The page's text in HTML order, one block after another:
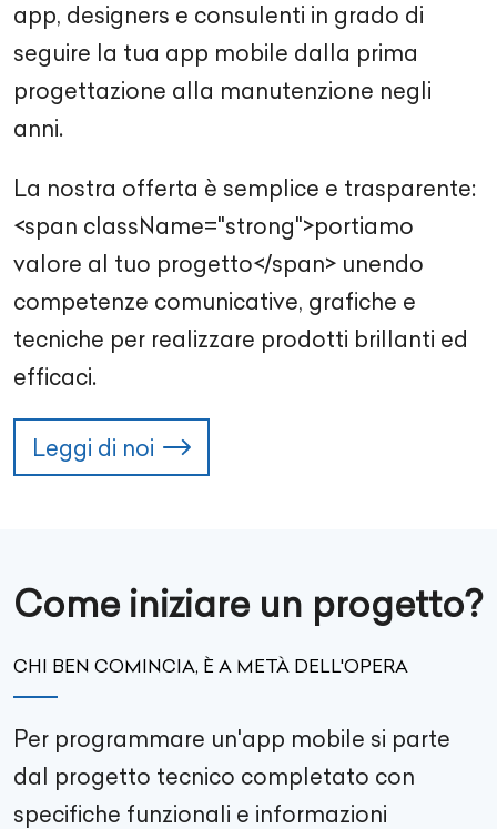
app, designers e consulenti in grado di
seguire la tua app mobile dalla prima
progettazione alla manutenzione negli
anni.
La nostra offerta è semplice e trasparente:
<span className="strong">portiamo
valore al tuo progetto</span> unendo
competenze comunicative, grafiche e
tecniche per realizzare prodotti brillanti ed
efficaci.
Leggi di noi
Come iniziare un progetto?
CHI BEN COMINCIA, È A METÀ DELL'OPERA
Per programmare un'app mobile si parte
dal progetto tecnico completato con
specifiche funzionali e informazioni